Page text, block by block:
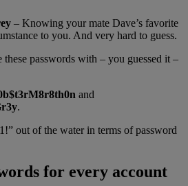
– Knowing your mate Dave’s favorite
to you. And very hard to guess.
these passwords with – you guessed it –
and
.
out of the water in terms of password
for every account